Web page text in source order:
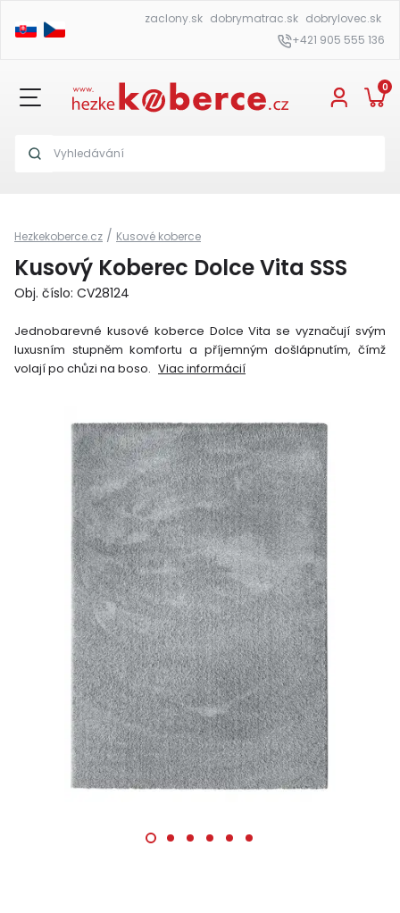
zaclony.sk dobrymatrac.sk dobrylovec.sk
+421 905 555 136
0
Hezkekoberce.cz / Kusové koberce
Kusový Koberec Dolce Vita SSS
Obj. číslo: CV28124
Jednobarevné kusové koberce Dolce Vita se vyznačují svým
luxusním stupněm komfortu a příjemným došlápnutím, čímž
volají po chůzi na boso. Viac informácií